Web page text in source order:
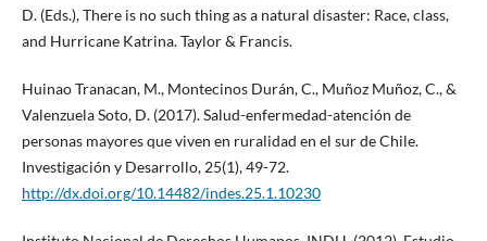
D. (Eds.), There is no such thing as a natural disaster: Race, class,
and Hurricane Katrina. Taylor & Francis.
Huinao Tranacan, M., Montecinos Durán, C., Muñoz Muñoz, C., &
Valenzuela Soto, D. (2017). Salud-enfermedad-atención de
personas mayores que viven en ruralidad en el sur de Chile.
Investigación y Desarrollo, 25(1), 49-72.
http://dx.doi.org/10.14482/indes.25.1.10230